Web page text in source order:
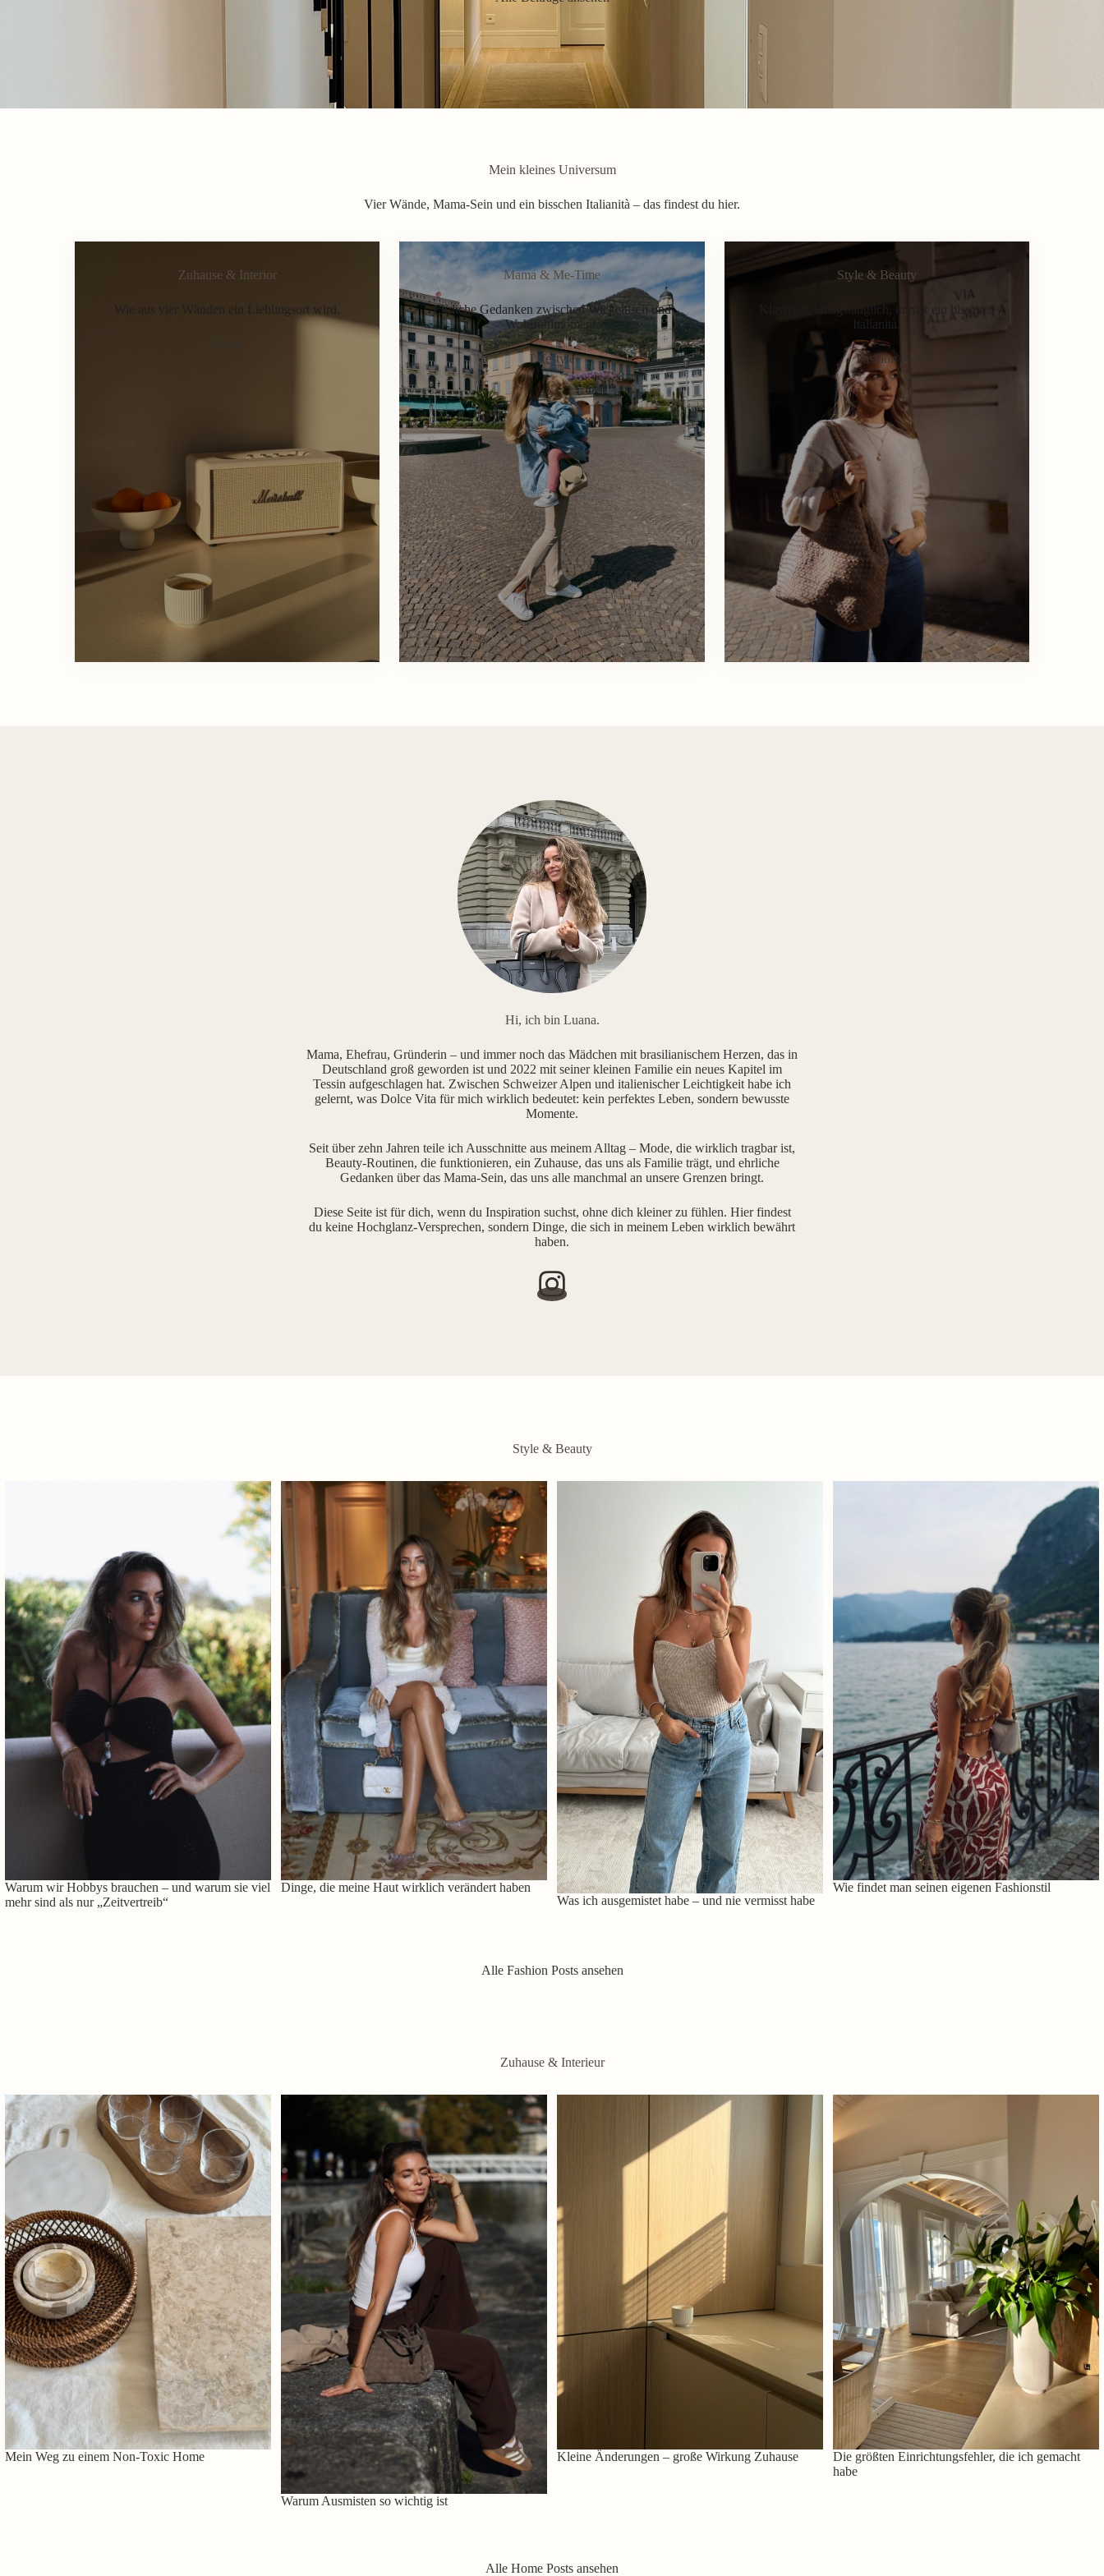
Mein kleines Universum
Vier Wände, Mama-Sein und ein bisschen Italianità – das findest du hier.
Zuhause & Interior
Wie aus vier Wänden ein Lieblingsort wird.
Mama & Me-Time
Ehrliche Gedanken zwischen Wickeltisch und
Wohlfühlmoment.
Lifestyle
Style & Beauty
Klassisch, alltagstauglich, immer ein bisschen
Italianità.
Fashion
Hi, ich bin Luana.
Mama, Ehefrau, Gründerin – und immer noch das Mädchen mit brasilianischem Herzen, das in
Deutschland groß geworden ist und 2022 mit seiner kleinen Familie ein neues Kapitel im
Tessin aufgeschlagen hat. Zwischen Schweizer Alpen und italienischer Leichtigkeit habe ich
gelernt, was Dolce Vita für mich wirklich bedeutet: kein perfektes Leben, sondern bewusste
Momente.
Seit über zehn Jahren teile ich Ausschnitte aus meinem Alltag – Mode, die wirklich tragbar ist,
Beauty-Routinen, die funktionieren, ein Zuhause, das uns als Familie trägt, und ehrliche
Gedanken über das Mama-Sein, das uns alle manchmal an unsere Grenzen bringt.
Diese Seite ist für dich, wenn du Inspiration suchst, ohne dich kleiner zu fühlen. Hier findest
du keine Hochglanz-Versprechen, sondern Dinge, die sich in meinem Leben wirklich bewährt
haben.
Style & Beauty
Warum wir Hobbys brauchen – und warum sie viel
mehr sind als nur „Zeitvertreib“
Dinge, die meine Haut wirklich verändert haben
Was ich ausgemistet habe – und nie vermisst habe
Wie findet man seinen eigenen Fashionstil
Alle Fashion Posts ansehen
Zuhause & Interieur
Mein Weg zu einem Non-Toxic Home
Warum Ausmisten so wichtig ist
Kleine Änderungen – große Wirkung Zuhause
Die größten Einrichtungsfehler, die ich gemacht
habe
Alle Home Posts ansehen